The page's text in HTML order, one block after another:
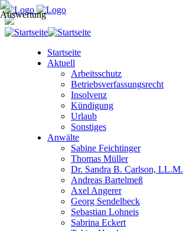
Startseite
Aktuell
Arbeitsschutz
Betriebsverfassungsrecht
Insolvenz
Kündigung
Urlaub
Sonstiges
Anwälte
Sabine Feichtinger
Thomas Müller
Dr. Sandra B. Carlson, LL.M.
Andreas Bartelmeß
Axel Angerer
Georg Sendelbeck
Sebastian Lohneis
Sabrina Eckert